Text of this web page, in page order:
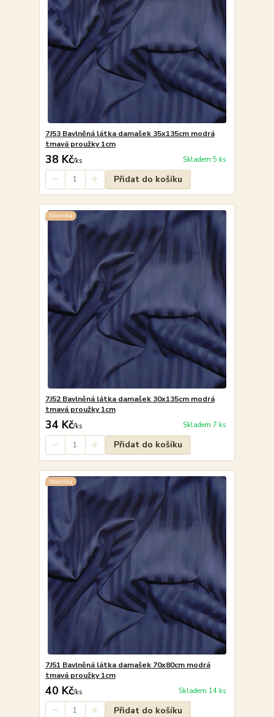
7J53 Bavlněná látka damašek 35x135cm modrá
tmavá proužky 1cm
38 Kč/ks Skladem 5 ks
Přidat do košíku
Novinka
7J52 Bavlněná látka damašek 30x135cm modrá
tmavá proužky 1cm
34 Kč/ks Skladem 7 ks
Přidat do košíku
Novinka
7J51 Bavlněná látka damašek 70x80cm modrá
tmavá proužky 1cm
40 Kč/ks Skladem 14 ks
Přidat do košíku